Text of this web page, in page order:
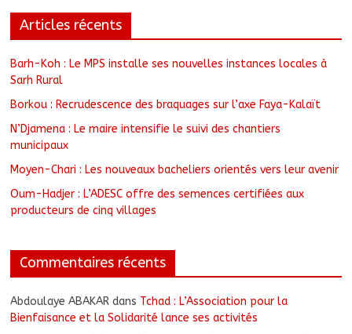
Articles récents
Barh-Koh : Le MPS installe ses nouvelles instances locales à
Sarh Rural
Borkou : Recrudescence des braquages sur l’axe Faya-Kalaït
N’Djamena : Le maire intensifie le suivi des chantiers
municipaux
Moyen-Chari : Les nouveaux bacheliers orientés vers leur avenir
Oum-Hadjer : L’ADESC offre des semences certifiées aux
producteurs de cinq villages
Commentaires récents
Abdoulaye ABAKAR dans Tchad : L’Association pour la
Bienfaisance et la Solidarité lance ses activités